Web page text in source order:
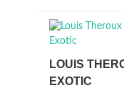
LOUIS
EXOTIC